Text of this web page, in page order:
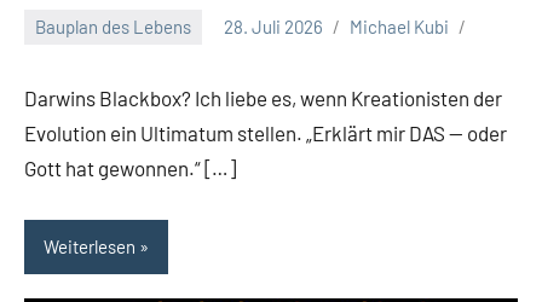
Bauplan des Lebens 28. Juli 2026 Michael Kubi
Darwins Blackbox? Ich liebe es, wenn Kreationisten der
Evolution ein Ultimatum stellen. „Erklärt mir DAS — oder
Gott hat gewonnen.“ […]
Weiterlesen